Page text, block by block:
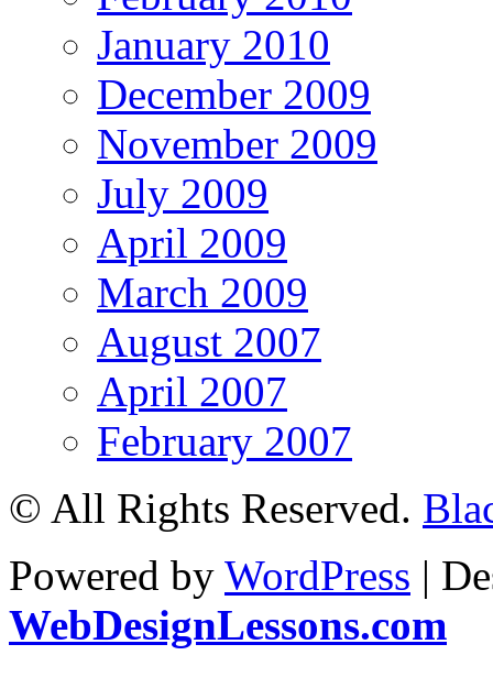
January 2010
December 2009
November 2009
July 2009
April 2009
March 2009
August 2007
April 2007
February 2007
© All Rights Reserved.
Powered by WordPress |
WebDesignLessons.com